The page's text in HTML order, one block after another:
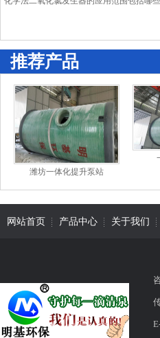
推荐产品
潍坊一体化提升泵站
网站首页 产品中心 关于我们